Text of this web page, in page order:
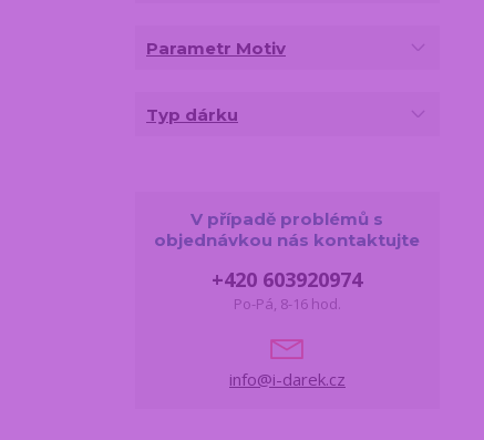
Parametr Motiv
Typ dárku
V případě problémů s
objednávkou nás kontaktujte
+420 603920974
Po-Pá, 8-16 hod.
info@i-darek.cz